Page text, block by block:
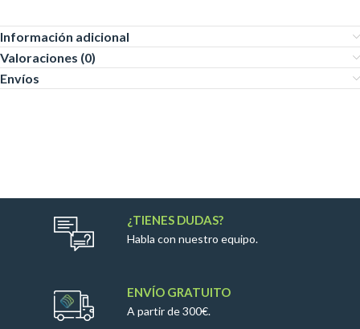
Información adicional
Valoraciones (0)
Envíos
¿TIENES DUDAS?
Habla con nuestro equipo.
ENVÍO GRATUITO
A partir de 300€.